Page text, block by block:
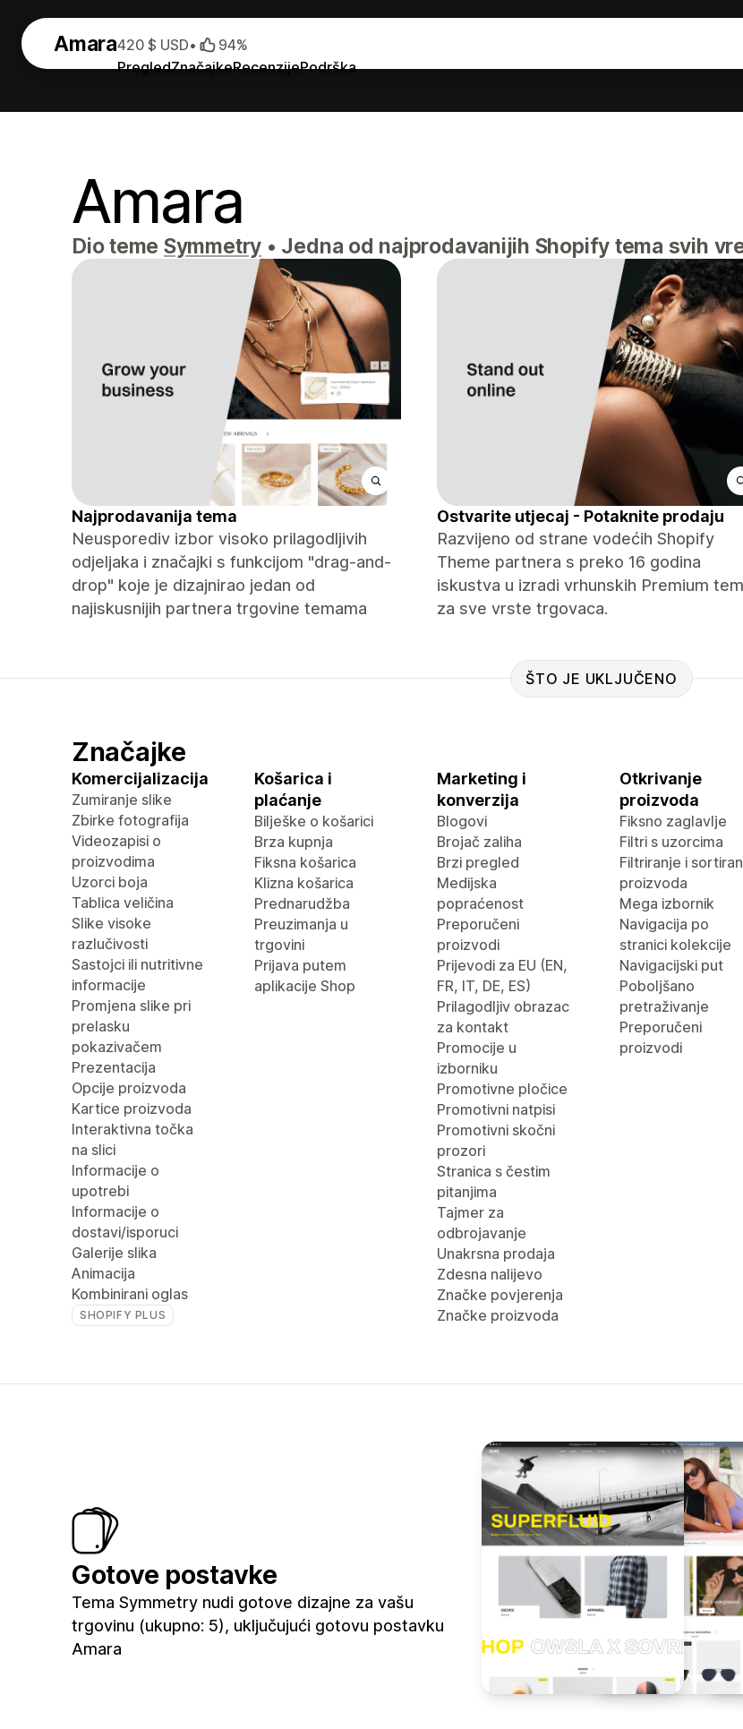
Amara
PregledZnačajkeRecenzijePodrška
420 $ USD• 94%
Amara
Dio teme Symmetry • Jedna od najprodavanijih Shopify tema svih
Najprodavanija tema
Neusporediv izbor visoko prilagodljivih
odjeljaka i značajki s funkcijom "drag-and-
drop" koje je dizajnirao jedan od
najiskusnijih partnera trgovine temama
Ostvarite utjecaj - Potaknite prodaju
Razvijeno od strane vodećih Shopify
Theme partnera s preko 16 godina
iskustva u izradi vrhunskih Premium
za sve vrste trgovaca.
ŠTO JE UKLJUČENO
Značajke
Komercijalizacija
Zumiranje slike
Zbirke fotografija
Videozapisi o
proizvodima
Uzorci boja
Tablica veličina
Slike visoke
razlučivosti
Sastojci ili nutritivne
informacije
Promjena slike pri
prelasku
pokazivačem
Prezentacija
Opcije proizvoda
Kartice proizvoda
Interaktivna točka
na slici
Informacije o
upotrebi
Informacije o
dostavi/isporuci
Galerije slika
Animacija
Kombinirani oglas
SHOPIFY PLUS
Košarica i
plaćanje
Bilješke o košarici
Brza kupnja
Fiksna košarica
Klizna košarica
Prednarudžba
Preuzimanja u
trgovini
Prijava putem
aplikacije Shop
Marketing i
konverzija
Blogovi
Brojač zaliha
Brzi pregled
Medijska
popraćenost
Preporučeni
proizvodi
Prijevodi za EU (EN,
FR, IT, DE, ES)
Prilagodljiv obrazac
za kontakt
Promocije u
izborniku
Promotivne pločice
Promotivni natpisi
Promotivni skočni
prozori
Stranica s čestim
pitanjima
Tajmer za
odbrojavanje
Unakrsna prodaja
Zdesna nalijevo
Značke povjerenja
Značke proizvoda
Otkrivanje
proizvoda
Fiksno zaglavlje
Filtri s uzorcima
Filtriranje i
proizvoda
Mega izbornik
Navigacija po
stranici kolekcije
Navigacijski put
Poboljšano
pretraživanje
Preporučeni
proizvodi
Gotove postavke
Tema Symmetry nudi gotove dizajne za vašu
trgovinu (ukupno: 5), uključujući gotovu postavku
Amara